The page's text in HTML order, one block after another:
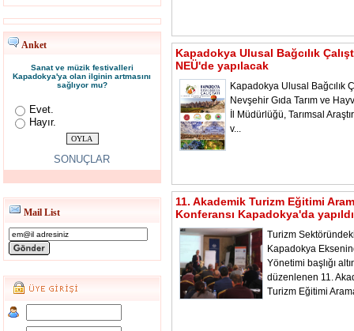
Anket
Sanat ve müzik festivalleri
Kapadokya'ya olan ilginin artmasını
sağlıyor mu?
Evet.
Hayır.
SONUÇLAR
Mail List
Kapadokya Ulusal Bağcılık
NEÜ'de yapılacak
Kapadokya Ulusal Bağcılık
Nevşehir Gıda Tarım ve
İl Müdürlüğü, Tarımsal
v...
11. Akademik Turizm Eğitimi
Konferansı Kapadokya'da yapıldı
Turizm
Kapadokya
Yönetimi başlığı
düzenlenen 11.
Turizm Eğitimi